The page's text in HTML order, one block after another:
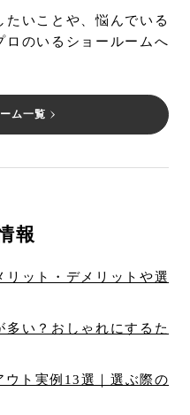
いことや、悩んでいる
ロのいるショールームへ
ム一覧
報
リット・デメリットや選
い？おしゃれにするた
ト実例13選｜選ぶ際の